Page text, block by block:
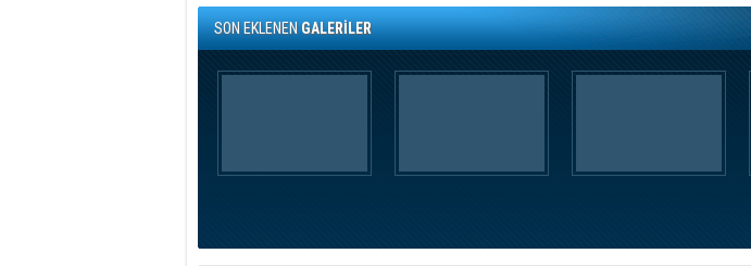
SON EKLENENGALERİLER